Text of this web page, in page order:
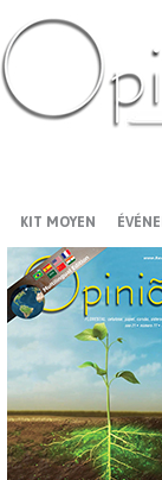
KIT MOYEN